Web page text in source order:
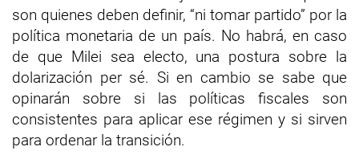
son quienes deben definir, “ni tomar partido” por la
política monetaria de un país. No habrá, en caso
de que Milei sea electo, una postura sobre la
dolarización per sé. Si en cambio se sabe que
opinarán sobre si las políticas fiscales son
consistentes para aplicar ese régimen y si sirven
para ordenar la transición.